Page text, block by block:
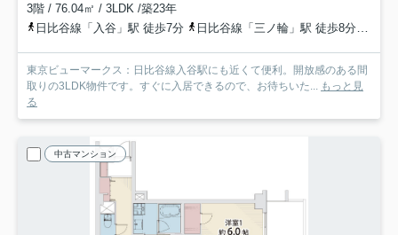
3階 / 76.04㎡ / 3LDK /築23年
日比谷線「入谷」駅 徒歩7分
日比谷線「三ノ輪」駅 徒歩8分
東京ビューマークス：日比谷線入谷駅にも近くて便利。開放感のある間
取りの3LDK物件です。すぐに入居できるので、お待ちいた... もっと見
る
中古マンション